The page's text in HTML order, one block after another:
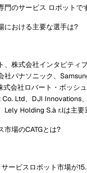
のサービス ロボットで
における主要な選手は?
、株式会社インタピティ
社パナソニック、
会社ロバート・ボッシ
Ltd、DJI Innovations
Lely Holding S.à r.lは主要
市場のCATGとは?
ービスロボット市場が